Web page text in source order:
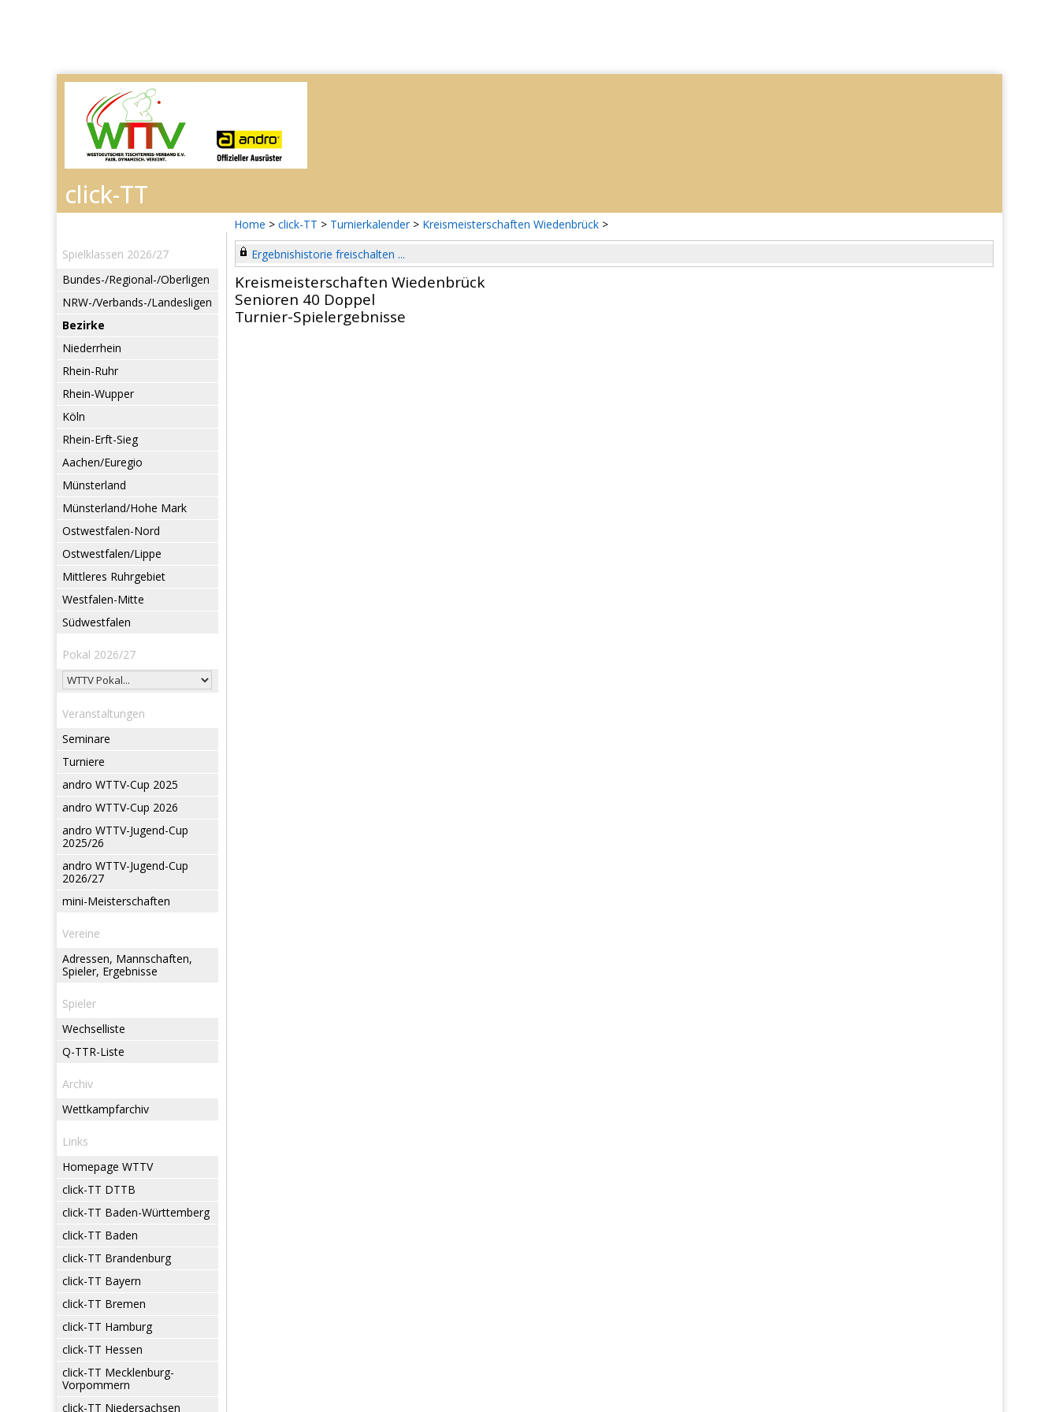
Home > click-TT > Turnierkalender > Kreismeisterschaften Wiedenbrück >
Spielklassen 2026/27
Bundes-/Regional-/Oberligen
NRW-/Verbands-/Landesligen
Bezirke
Niederrhein
Rhein-Ruhr
Rhein-Wupper
Köln
Rhein-Erft-Sieg
Aachen/Euregio
Münsterland
Münsterland/Hohe Mark
Ostwestfalen-Nord
Ostwestfalen/Lippe
Mittleres Ruhrgebiet
Westfalen-Mitte
Südwestfalen
Pokal 2026/27
Veranstaltungen
Seminare
Turniere
andro WTTV-Cup 2025
andro WTTV-Cup 2026
andro WTTV-Jugend-Cup
2025/26
andro WTTV-Jugend-Cup
2026/27
mini-Meisterschaften
Vereine
Adressen, Mannschaften,
Spieler, Ergebnisse
Spieler
Wechselliste
Q-TTR-Liste
Archiv
Wettkampfarchiv
Links
Homepage WTTV
click-TT DTTB
click-TT Baden-Württemberg
click-TT Baden
click-TT Brandenburg
click-TT Bayern
click-TT Bremen
click-TT Hamburg
click-TT Hessen
click-TT Mecklenburg-
Vorpommern
click-TT Niedersachsen
Ergebnishistorie freischalten ...
Kreismeisterschaften Wiedenbrück
Senioren 40 Doppel
Turnier-Spielergebnisse